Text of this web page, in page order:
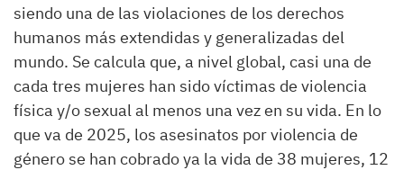
siendo una de las violaciones de los derechos
humanos más extendidas y generalizadas del
mundo. Se calcula que, a nivel global, casi una de
cada tres mujeres han sido víctimas de violencia
física y/o sexual al menos una vez en su vida. En lo
que va de 2025, los asesinatos por violencia de
género se han cobrado ya la vida de 38 mujeres, 12